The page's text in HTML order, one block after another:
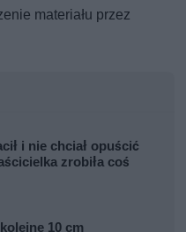
materiału przez
i nie chciał opuścić
zrobiła coś
10 cm